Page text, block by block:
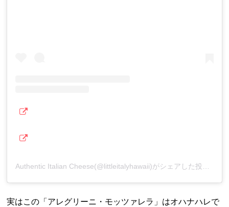
実はこの「アレグリーニ・モッツァレラ」はオハナハレで